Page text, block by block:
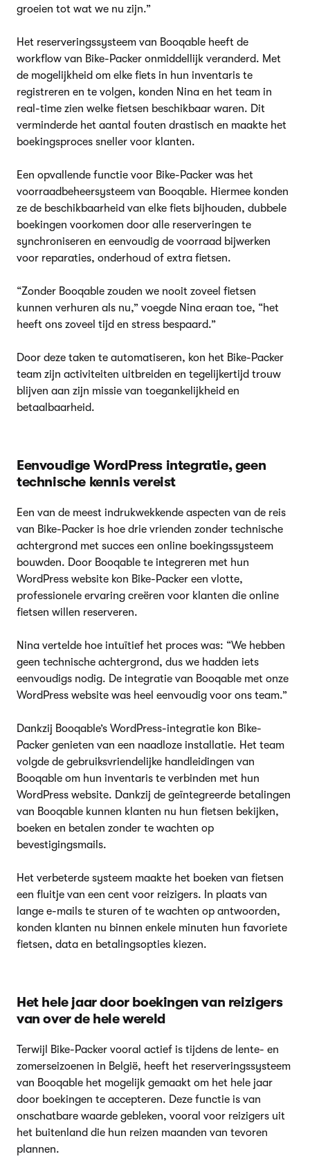
groeien tot wat we nu zijn.”
Het reserveringssysteem van Booqable heeft de
workflow van Bike-Packer onmiddellijk veranderd. Met
de mogelijkheid om elke fiets in hun inventaris te
registreren en te volgen, konden Nina en het team in
real-time zien welke fietsen beschikbaar waren. Dit
verminderde het aantal fouten drastisch en maakte het
boekingsproces sneller voor klanten.
Een opvallende functie voor Bike-Packer was het
voorraadbeheersysteem van Booqable. Hiermee konden
ze de beschikbaarheid van elke fiets bijhouden, dubbele
boekingen voorkomen door alle reserveringen te
synchroniseren en eenvoudig de voorraad bijwerken
voor reparaties, onderhoud of extra fietsen.
“Zonder Booqable zouden we nooit zoveel fietsen
kunnen verhuren als nu,” voegde Nina eraan toe, “het
heeft ons zoveel tijd en stress bespaard.”
Door deze taken te automatiseren, kon het Bike-Packer
team zijn activiteiten uitbreiden en tegelijkertijd trouw
blijven aan zijn missie van toegankelijkheid en
betaalbaarheid.
Eenvoudige WordPress integratie, geen
technische kennis vereist
Een van de meest indrukwekkende aspecten van de reis
van Bike-Packer is hoe drie vrienden zonder technische
achtergrond met succes een online boekingssysteem
bouwden. Door Booqable te integreren met hun
WordPress website kon Bike-Packer een vlotte,
professionele ervaring creëren voor klanten die online
fietsen willen reserveren.
Nina vertelde hoe intuïtief het proces was: “We hebben
geen technische achtergrond, dus we hadden iets
eenvoudigs nodig. De integratie van Booqable met onze
WordPress website was heel eenvoudig voor ons team.”
Dankzij Booqable’s WordPress-integratie kon Bike-
Packer genieten van een naadloze installatie. Het team
volgde de gebruiksvriendelijke handleidingen van
Booqable om hun inventaris te verbinden met hun
WordPress website. Dankzij de geïntegreerde betalingen
van Booqable kunnen klanten nu hun fietsen bekijken,
boeken en betalen zonder te wachten op
bevestigingsmails.
Het verbeterde systeem maakte het boeken van fietsen
een fluitje van een cent voor reizigers. In plaats van
lange e-mails te sturen of te wachten op antwoorden,
konden klanten nu binnen enkele minuten hun favoriete
fietsen, data en betalingsopties kiezen.
Het hele jaar door boekingen van reizigers
van over de hele wereld
Terwijl Bike-Packer vooral actief is tijdens de lente- en
zomerseizoenen in België, heeft het reserveringssysteem
van Booqable het mogelijk gemaakt om het hele jaar
door boekingen te accepteren. Deze functie is van
onschatbare waarde gebleken, vooral voor reizigers uit
het buitenland die hun reizen maanden van tevoren
plannen.